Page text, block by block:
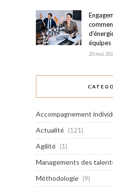
équipes
20 mai
Accompagnement
Actualité (121)
Agilité (1)
Managements des
Méthodologie (9)